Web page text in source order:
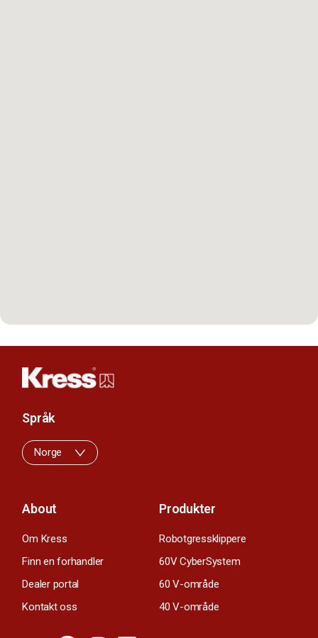
About
Om Kress
Finn en forhandler
Dealer portal
Kontakt oss
Produkter
Robotgressklippere
60V CyberSystem
60 V-område
40 V-område
Språk
Norge